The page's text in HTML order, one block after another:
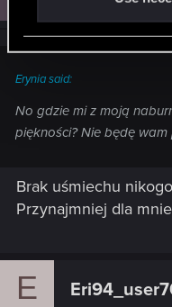
Erynia said:
No gdzie mi z moją
piękności? Nie będę
Brak uśmiechu
Przynajmniej dla
E